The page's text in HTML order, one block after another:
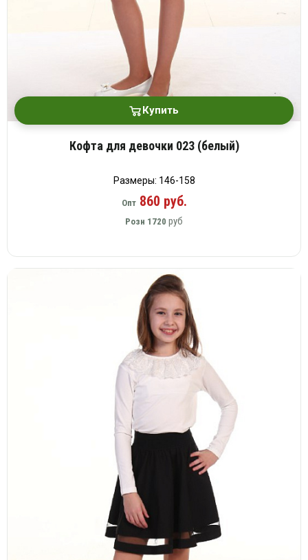
Купить
Кофта для девочки 023 (белый)
Размеры: 146-158
Опт860 руб.
Розн 1720 руб